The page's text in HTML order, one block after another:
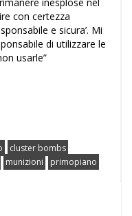
con certezza
e sicura’. Mi
di utilizzare le
usarle”
cluster bombs
munizioni
primopiano